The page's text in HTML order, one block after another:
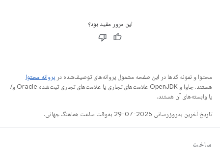
این مرور مفید بود؟
محتوا و نمونه کدها در این صفحه مشمول پروانه‌های توصیف‌شده در پروانه محتوا
هستند. جاوا و OpenJDK علامت‌های تجاری یا علامت‌های تجاری ثبت‌شده Oracle و/
یا وابسته‌های آن هستند.
تاریخ آخرین به‌روزرسانی 2025-07-29 به‌وقت ساعت هماهنگ جهانی.
ساخت